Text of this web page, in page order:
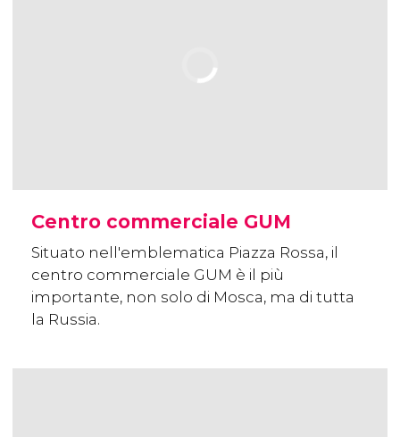
Centro commerciale GUM
Situato nell'emblematica Piazza Rossa, il
centro commerciale GUM è il più
importante, non solo di Mosca, ma di tutta
la Russia.